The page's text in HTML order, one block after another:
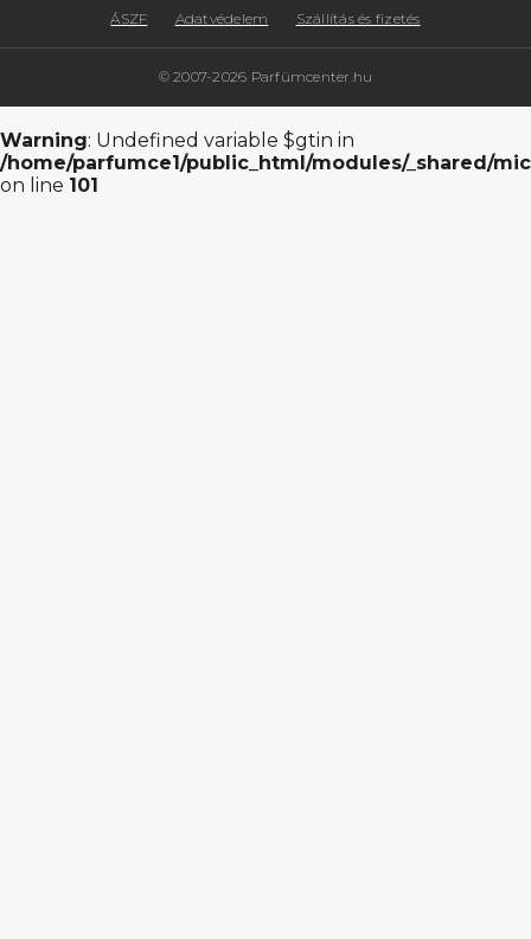
© 2007-2026 Parfümcenter.hu
ÁSZF Adatvédelem Szállítás és fizetés
Warning: Undefined variable $gtin in
/home/parfumce1/public_html/modules/_shared/
on line 101